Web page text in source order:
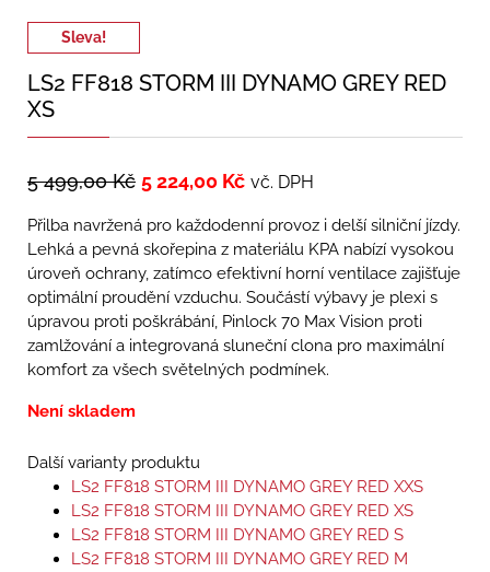
Sleva!
LS2 FF818 STORM III DYNAMO GREY RED
XS
5 499,00Kč 5 224,00 Kč vč. DPH
Přilba navržená pro každodenní provoz i delší silniční jízdy.
Lehká a pevná skořepina z materiálu KPA nabízí vysokou
úroveň ochrany, zatímco efektivní horní ventilace zajišťuje
optimální proudění vzduchu. Součástí výbavy je plexi s
úpravou proti poškrábání, Pinlock 70 Max Vision proti
zamlžování a integrovaná sluneční clona pro maximální
komfort za všech světelných podmínek.
Není skladem
Další varianty produktu
LS2 FF818 STORM III DYNAMO GREY RED XXS
LS2 FF818 STORM III DYNAMO GREY RED XS
LS2 FF818 STORM III DYNAMO GREY RED S
LS2 FF818 STORM III DYNAMO GREY RED M